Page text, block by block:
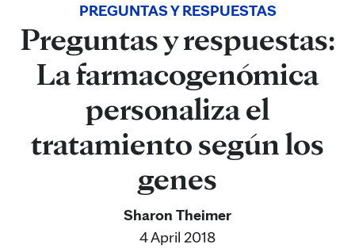
PREGUNTAS Y RESPUESTAS
Preguntas y respuestas:
La farmacogenómica
personaliza el
tratamiento según los
genes
Sharon Theimer
4 April 2018